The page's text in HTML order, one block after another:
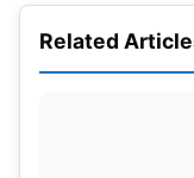
Related